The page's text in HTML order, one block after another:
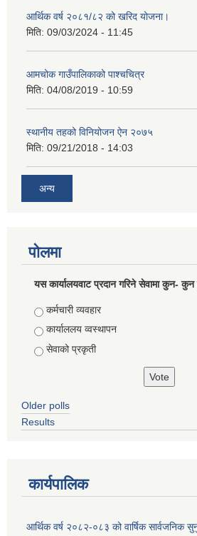
आर्थिक वर्ष २०८१/८२ को खरिद योजना।
मिति: 09/03/2024 - 11:45
आमचोक गाउँपालिकाको पाश्चचित्र
मिति: 04/08/2019 - 10:59
स्थानीय तहको विनियोजन ऐन २०७५
मिति: 09/21/2018 - 14:03
अन्य
पोलमा
यस कार्यालयवाट प्रदान गरिने सेवामा कुन- कुन
Choices
कर्मचारी व्यवहार
कार्याललय व्वस्थापन
सेवाको प्रकृती
Older polls
Results
कार्यपालिक
आर्थिक वर्ष २०८२-०८३ को वार्षिक सार्वजनिक